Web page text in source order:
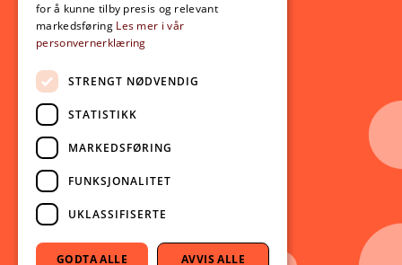
Aktuelt
Nyheter
Arrangementer
Nyhetsbrev
Ledige stillinger
Følg oss på sosiale medier:
Facebook
Instagram
Youtube
for å kunne tilby presis og relevant
markedsføring Les mer i vår
personvernerklæring
STRENGT NØDVENDIG
STATISTIKK
MARKEDSFØRING
FUNKSJONALITET
UKLASSIFISERTE
GODTA ALLE AVVIS ALLE